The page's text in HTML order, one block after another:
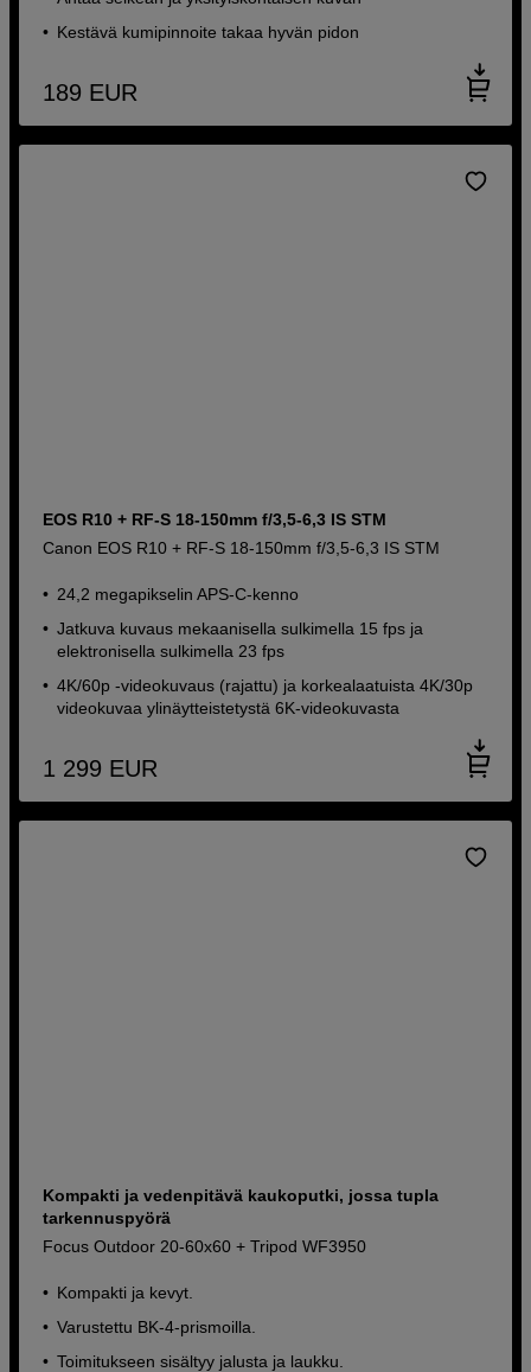
Kestävä kumipinnoite takaa hyvän pidon
189 EUR
EOS R10 + RF-S 18-150mm f/3,5-6,3 IS STM
Canon EOS R10 + RF-S 18-150mm f/3,5-6,3 IS STM
24,2 megapikselin APS-C-kenno
Jatkuva kuvaus mekaanisella sulkimella 15 fps ja
elektronisella sulkimella 23 fps
4K/60p -videokuvaus (rajattu) ja korkealaatuista 4K/30p
videokuvaa ylinäytteistetystä 6K-videokuvasta
1 299 EUR
Kompakti ja vedenpitävä kaukoputki, jossa tupla
tarkennuspyörä
Focus Outdoor 20-60x60 + Tripod WF3950
Kompakti ja kevyt.
Varustettu BK-4-prismoilla.
Toimitukseen sisältyy jalusta ja laukku.